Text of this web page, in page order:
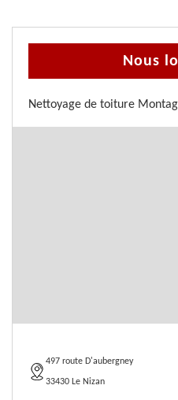
Nous
Nettoyage de toiture
497 route D'aubergney
33430 Le Nizan